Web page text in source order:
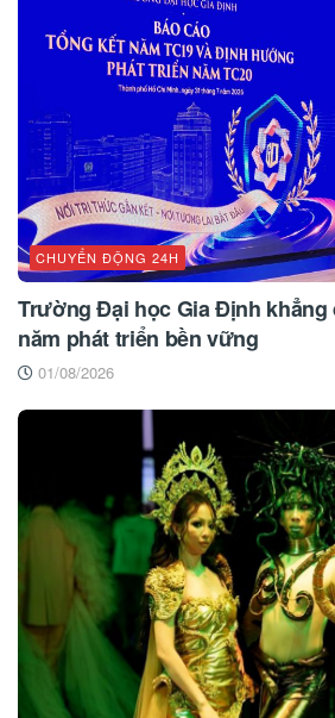
CHUYỂN ĐỘNG 24H
Trường Đại học Gia Định khẳng
năm phát triển bền vững
01/08/2026